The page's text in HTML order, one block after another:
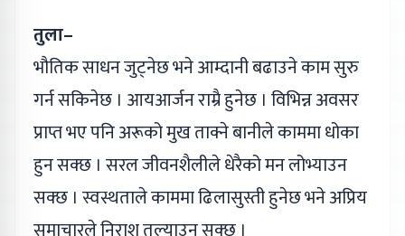
तुला–
भौतिक साधन जुट्नेछ भने आम्दानी बढाउने काम सुरु
गर्न सकिनेछ । आयआर्जन राम्रै हुनेछ । विभिन्न अवसर
प्राप्त भए पनि अरूको मुख ताक्ने बानीले काममा धोका
हुन सक्छ । सरल जीवनशैलीले धेरैको मन लोभ्याउन
सक्छ । स्वस्थताले काममा ढिलासुस्ती हुनेछ भने अप्रिय